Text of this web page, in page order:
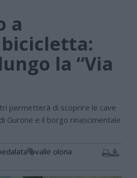
a
la “Via
permetterà di scoprire le cave
Gurone e il borgo rinascimentale
valle olona